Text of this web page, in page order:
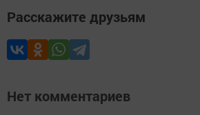
Расскажите друзьям
Нет комментариев